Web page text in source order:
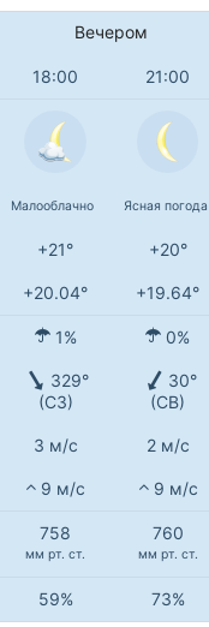
Вечером
18:00 21:00
Малооблачно Ясная погода
+21° +20°
+20.04° +19.64°
1% 0%
329°
(СЗ)
30°
(СВ)
3 м/с 2 м/с
9 м/с 9 м/с
758
мм рт. ст.
760
мм рт. ст.
59% 73%